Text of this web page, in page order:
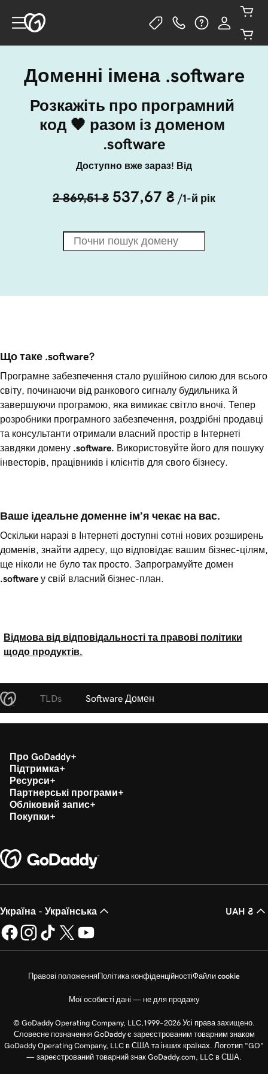
Доменні імена .software
Розкажіть про програмний
код 🖤 разом із доменом
.software
Доступно вже зараз! Від
2 869,51 ₴ 537,67 ₴ /1-й рік
Що таке .software?
Програмне забезпечення стало рушійною силою для всього
світу, починаючи від ранкового сигналу будильника й
завершуючи програмою, яка вимикає світло вночі. Тепер
розробники програмного забезпечення, роздрібні продавці
та консультанти отримали власний простір в Інтернеті
завдяки домену .software. Використовуйте його для пошуку
інвесторів, працівників і клієнтів для свого бізнесу.
Ваше ідеальне доменне ім’я чекає на вас.
Оскільки наразі в Інтернеті доступні сотні нових розширень
доменів, знайти адресу, що відповідає вашим бізнес-цілям,
ще ніколи не було так просто. Запрограмуйте домен
.software у свій власний бізнес-план.
Відмова від відповідальності та правові політики
щодо продуктів.
TLDs Software Домен
Про GoDaddy
Підтримка
Ресурси
Партнерські програми
Обліковий запис
Покупки
Україна - Українська UAH ₴
Правові положенняПолітика конфіденційностіФайли cookie
Мої особисті дані — не для продажу
© GoDaddy Operating Company, LLC,1999–2026 Усі права захищено.
Словесне позначення GoDaddy є зареєстрованим товарним знаком
GoDaddy Operating Company, LLC в США та інших країнах. Логотип "GO"
— зареєстрований товарний знак GoDaddy.com, LLC в США.